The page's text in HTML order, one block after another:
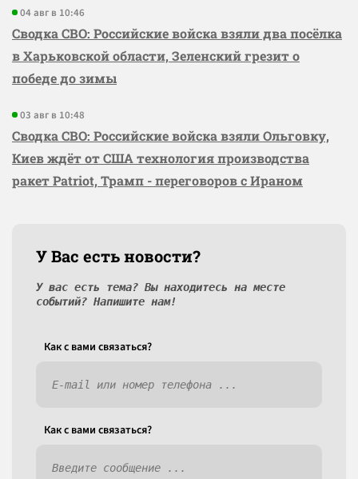
04 авг в 10:46
Сводка СВО: Российские войска взяли два посёлка
в Харьковской области, Зеленский грезит о
победе до зимы
03 авг в 10:48
Сводка СВО: Российские войска взяли Ольговку,
Киев ждёт от США технология производства
ракет Patriot, Трамп - переговоров с Ираном
У Вас есть новости?
У вас есть тема? Вы находитесь на месте
событий? Напишите нам!
Как c вами связаться?
Как c вами связаться?